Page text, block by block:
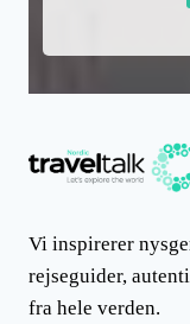
Vi inspirerer
rejseguider,
fra hele verden.